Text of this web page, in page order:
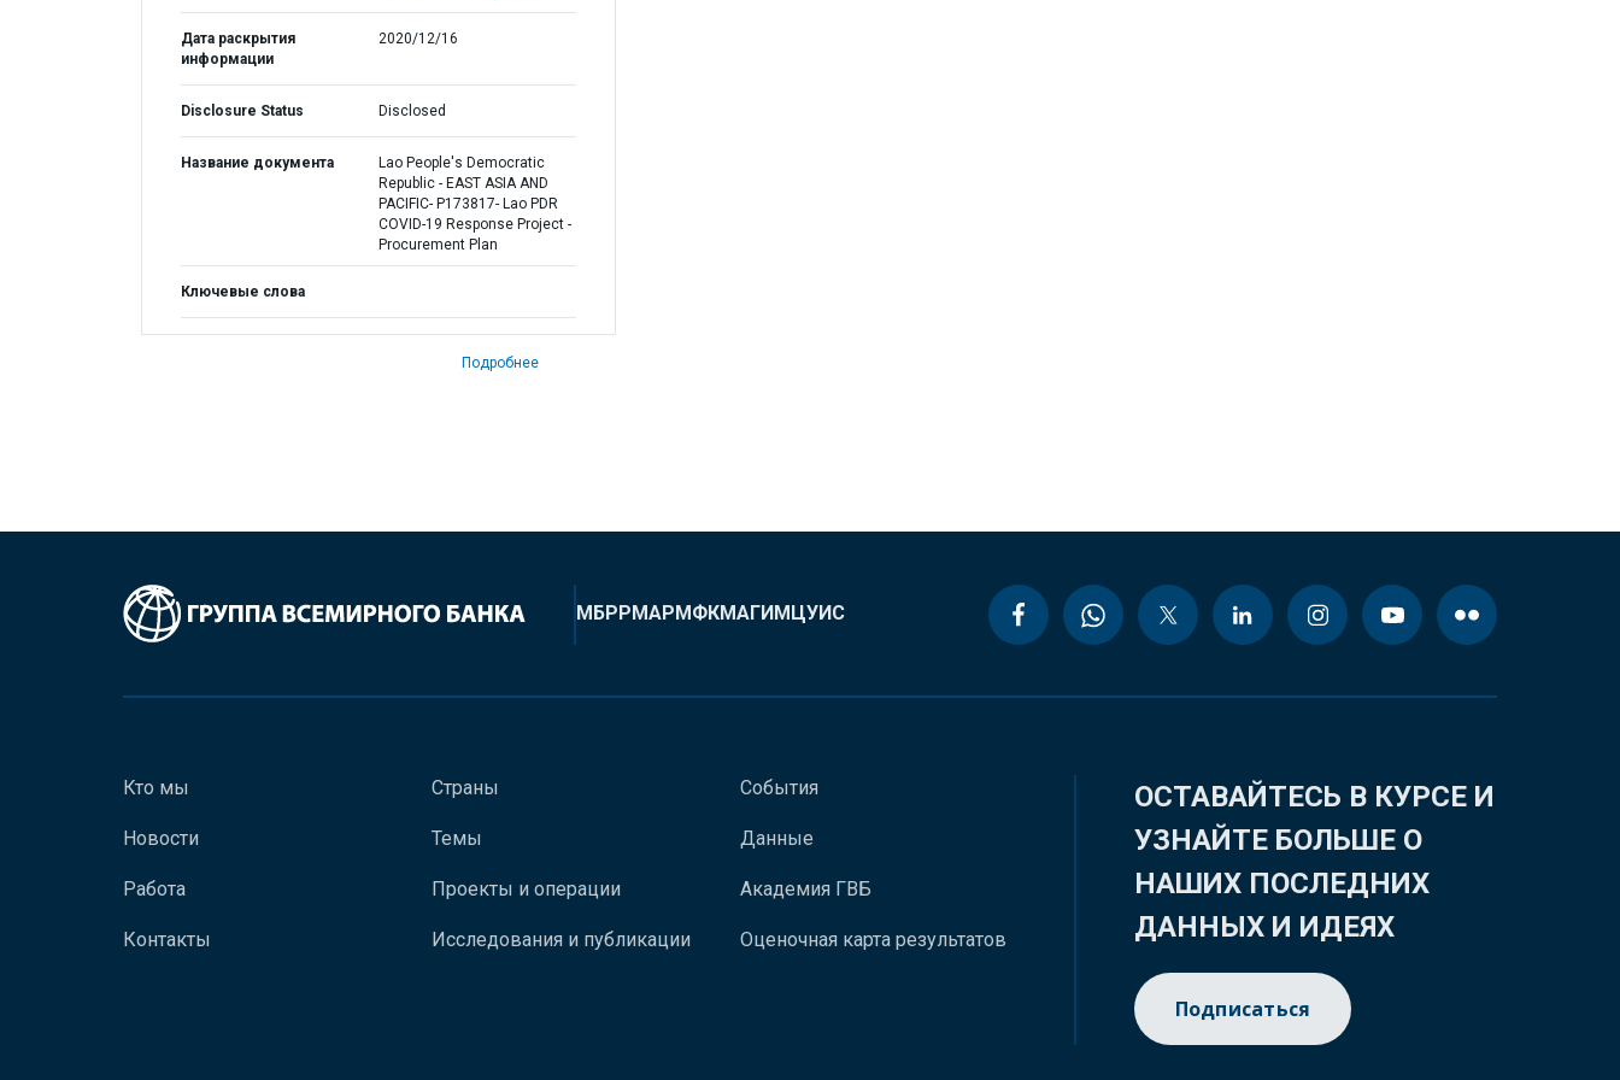
Дата раскрытия
информации
2020/12/16
Disclosure Status Disclosed
Название документа
Lao People's Democratic
Republic - EAST ASIA AND
PACIFIC- P173817- Lao PDR
COVID-19 Response Project -
Procurement Plan
Ключевые слова
Подробнее
МБРРМАРМФКМАГИМЦУИС
Кто мы
Новости
Работа
Контакты
Страны
Темы
Проекты и операции
Исследования и публикации
События
Данные
Академия ГВБ
Оценочная карта результатов
ОСТАВАЙТЕСЬ В КУРСЕ И
УЗНАЙТЕ БОЛЬШЕ О
НАШИХ ПОСЛЕДНИХ
ДАННЫХ И ИДЕЯХ
Подписаться